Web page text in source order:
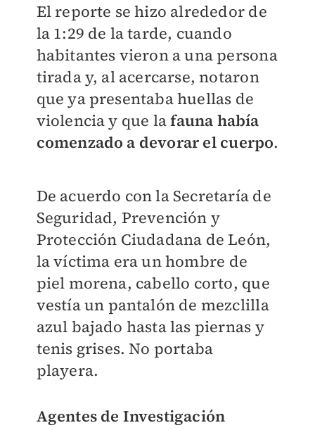
El reporte se hizo alrededor de
la 1:29 de la tarde, cuando
habitantes vieron a una persona
tirada y, al acercarse, notaron
que ya presentaba huellas de
violencia y que lafauna había
comenzado a devorar el cuerpo.
De acuerdo con la Secretaría de
Seguridad, Prevención y
Protección Ciudadana de León,
la víctima era un hombre de
piel morena, cabello corto, que
vestía un pantalón de mezclilla
azul bajado hasta las piernas y
tenis grises. No portaba
playera.
Agentes de Investigación